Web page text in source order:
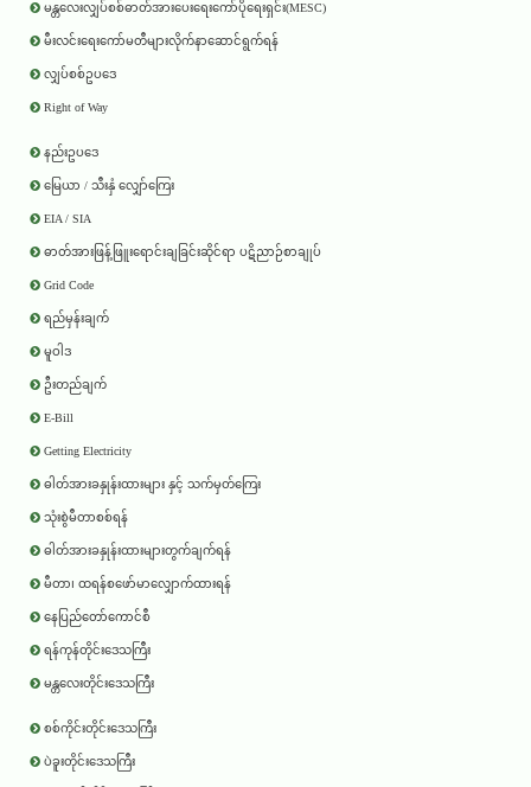
မန္တလေးလျှပ်စစ်ဓာတ်အားပေးရေးကော်ပိုရေးရှင်း(MESC)
မီးလင်းရေးကော်မတီများလိုက်နာဆောင်ရွက်ရန်
လျှပ်စစ်ဥပဒေ
Right of Way
နည်းဥပဒေ
မြေယာ / သီးနှံ လျှော်ကြေး
EIA / SIA
ဓာတ်အားဖြန့်ဖြူးရောင်းချခြင်းဆိုင်ရာ ပဋိညာဉ်စာချုပ်
Grid Code
ရည်မှန်းချက်
မူဝါဒ
ဦးတည်ချက်
E-Bill
Getting Electricity
ဓါတ်အားခနှုန်းထားများ နှင့် သက်မှတ်ကြေး
သုံးစွဲမီတာစစ်ရန်
ဓါတ်အားခနှုန်းထားများတွက်ချက်ရန်
မီတာ၊ ထရန်စဖော်မာလျှောက်ထားရန်
နေပြည်တော်ကောင်စီ
ရန်ကုန်တိုင်းဒေသကြီး
မန္တလေးတိုင်းဒေသကြီး
စစ်ကိုင်းတိုင်းဒေသကြီး
ပဲခူးတိုင်းဒေသကြီး